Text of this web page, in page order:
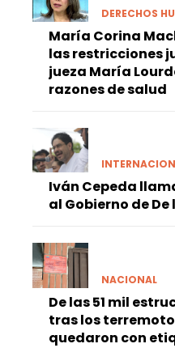
DERECHOS
María Corina
las restricciones
jueza María
razones de salud
Iván Cepeda
al Gobierno de De
NACIONAL
De las 51 mil
tras los
quedaron con